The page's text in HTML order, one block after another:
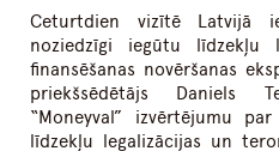
Ceturtdien vizītē Latvijā
noziedzīgi iegūtu līdzekļu
finansēšanas novēršanas
priekšsēdētājs Daniels
“Moneyval” izvērtējumu
līdzekļu legalizācijas un